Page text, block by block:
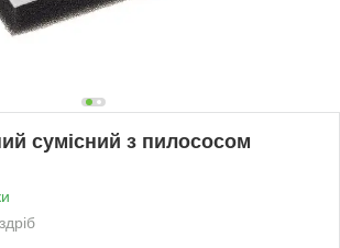
сумісний з пилососом